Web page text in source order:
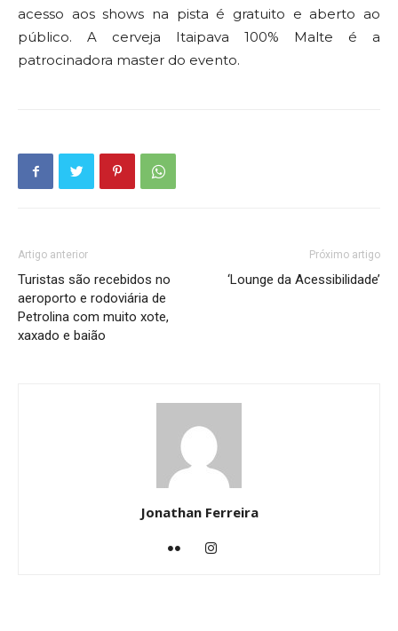
acesso aos shows na pista é gratuito e aberto ao
público. A cerveja Itaipava 100% Malte é a
patrocinadora master do evento.
Artigo anterior
Turistas são recebidos no
aeroporto e rodoviária de
Petrolina com muito xote,
xaxado e baião
Próximo artigo
‘Lounge da Acessibilidade’
Jonathan Ferreira